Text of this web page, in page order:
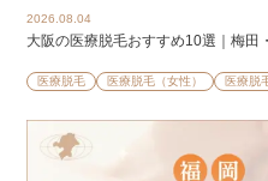
2026.08.04
大阪の医療脱毛おすすめ10選｜梅田
医療脱毛 医療脱毛（女性） 医療脱